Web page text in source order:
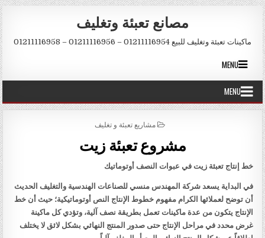
Skip to content
مصانع تعبئة وتغليف
ماكينات تعبئة وتغليف للبيع 01211116954 – 01211116956 – 01211116958
MENU
MENU
POSTED IN
مشاريع تعبئة و تغليف
مشروع تعبئة زيت
خط إنتاج تعبئة زيت في عبوات النصف أوتوماتيك
في البداية يسعد شركة المهندس منسي للصناعات الهندسية والتغليف الحديث
أن توضح لعملائها الكرام مفهوم خطوط الإنتاج النص أوتوماتيكية؛ حيث أن خط
الإنتاج يتكون من عدة ماكينات تعمل بطريقة نصف آلية، وتؤدي كل ماكينة
غرض محدد في مراحل الإنتاج حتى صدور المنتج النهائي بشكل لائق لا يختلف